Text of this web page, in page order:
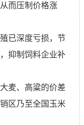
而压制价格涨
已深度亏损，节
抑制饲料企业补
麦、高粱的价差
区乃至全国玉米